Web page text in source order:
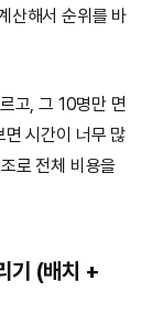
산해서 순위를 바
고, 그 10명만 면
면 시간이 너무 많
로 전체 비용을
기 (배치 +